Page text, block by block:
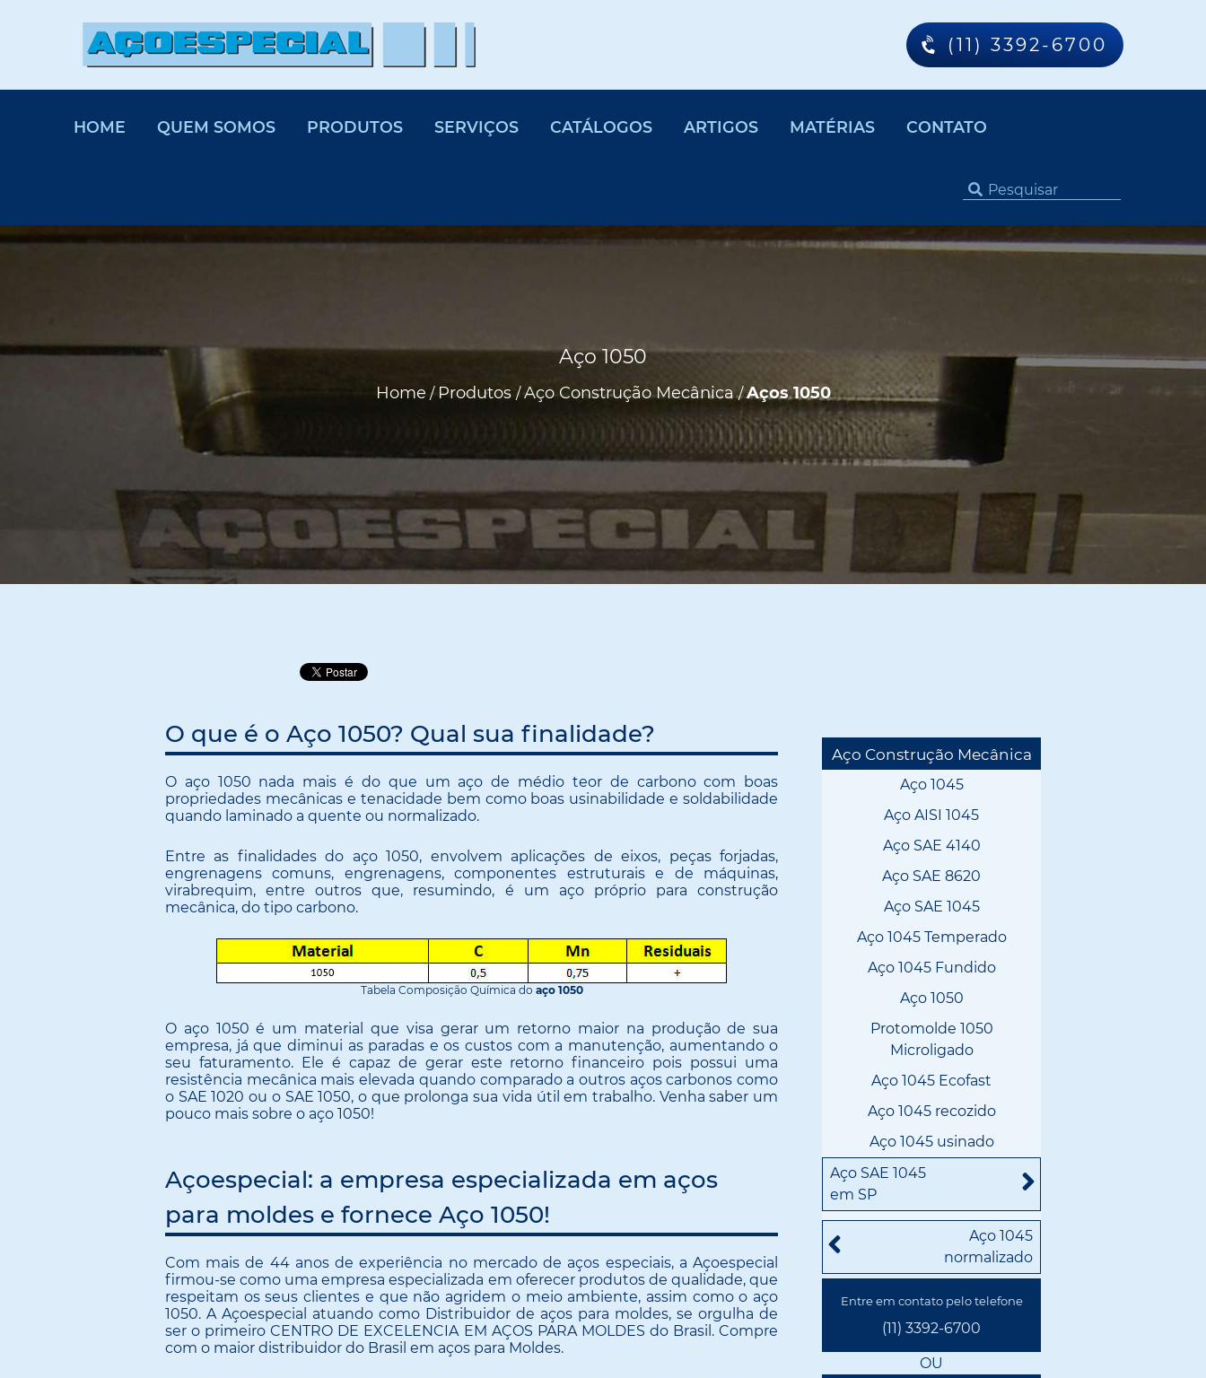
(11) 3392-6700
HOME QUEM SOMOS PRODUTOS SERVIÇOS CATÁLOGOS ARTIGOS MATÉRIAS CONTATO
Home / Produtos /Aço Construção Mecânica/Aços 1050
Aço 1050
O que é o Aço 1050? Qual sua finalidade?
O aço 1050 nada mais é do que um aço de médio teor de carbono com boas
propriedades mecânicas e tenacidade bem como boas usinabilidade e soldabilidade
quando laminado a quente ou normalizado.
Entre as finalidades do aço 1050, envolvem aplicações de eixos, peças forjadas,
engrenagens comuns, engrenagens, componentes estruturais e de máquinas,
virabrequim, entre outros que, resumindo, é um aço próprio para construção
mecânica, do tipo carbono.
Tabela Composição Química do aço 1050
O aço 1050 é um material que visa gerar um retorno maior na produção de sua
empresa, já que diminui as paradas e os custos com a manutenção, aumentando o
seu faturamento. Ele é capaz de gerar este retorno financeiro pois possui uma
resistência mecânica mais elevada quando comparado a outros aços carbonos como
o SAE 1020 ou o SAE 1050, o que prolonga sua vida útil em trabalho. Venha saber um
pouco mais sobre o aço 1050!
Açoespecial: a empresa especializada em aços
para moldes e fornece Aço 1050!
Com mais de 44 anos de experiência no mercado de aços especiais, a Açoespecial
firmou-se como uma empresa especializada em oferecer produtos de qualidade, que
respeitam os seus clientes e que não agridem o meio ambiente, assim como o aço
1050. A Açoespecial atuando como Distribuidor de aços para moldes, se orgulha de
ser o primeiro CENTRO DE EXCELENCIA EM AÇOS PARA MOLDES do Brasil. Compre
com o maior distribuidor do Brasil em aços para Moldes.
Aço Construção Mecânica
Aço 1045
Aço AISI 1045
Aço SAE 4140
Aço SAE 8620
Aço SAE 1045
Aço 1045 Temperado
Aço 1045 Fundido
Aço 1050
Protomolde 1050
Microligado
Aço 1045 Ecofast
Aço 1045 recozido
Aço 1045 usinado
Aço SAE 1045
em SP
Aço 1045
normalizado
Entre em contato pelo telefone
(11) 3392-6700
OU